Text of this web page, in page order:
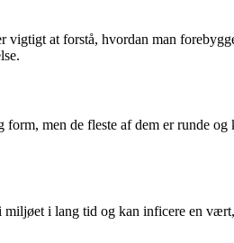
vigtigt at forstå, hvordan man
men de fleste af dem er runde
i lang tid og kan inficere en